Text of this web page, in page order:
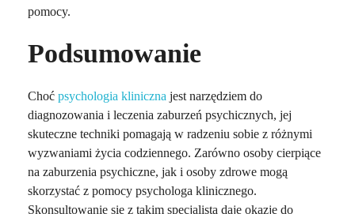
pomocy.
Podsumowanie
Choć psychologia kliniczna jest narzędziem do
diagnozowania i leczenia zaburzeń psychicznych, jej
skuteczne techniki pomagają w radzeniu sobie z różnymi
wyzwaniami życia codziennego. Zarówno osoby cierpiące
na zaburzenia psychiczne, jak i osoby zdrowe mogą
skorzystać z pomocy psychologa klinicznego.
Skonsultowanie się z takim specjalistą daje okazję do